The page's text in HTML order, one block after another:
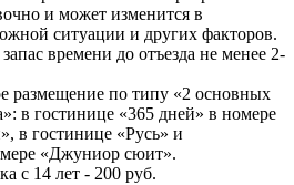
и может изменится в
ситуации и других факторов.
времени до отъезда не менее 2-
размещение по типу «2 основных
в гостинице «365 дней» в номере
в гостинице «Русь» и
«Джуниор сюит».
с 14 лет - 200 руб.